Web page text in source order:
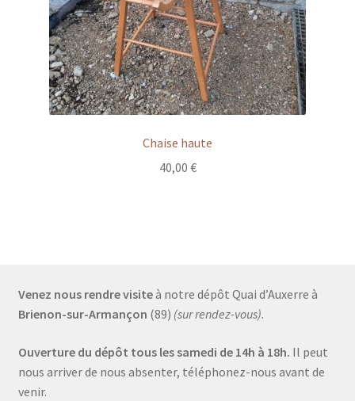
Chaise haute
40,00 €
Venez nous rendre visiteà notre dépôt Quai d’Auxerre à
Brienon-sur-Armançon (89) (sur rendez-vous).
Ouverture du dépôt tous les samedi de 14h à 18h. Il peut
nous arriver de nous absenter, téléphonez-nous avant de
venir.